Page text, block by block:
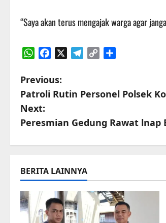
“Saya akan terus mengajak warga agar
P
o
s
t
n
a
v
Previous:
Patroli Rutin Personel Polsek
Next:
Peresmian Gedung Rawat lnap
BERITA LAINNYA